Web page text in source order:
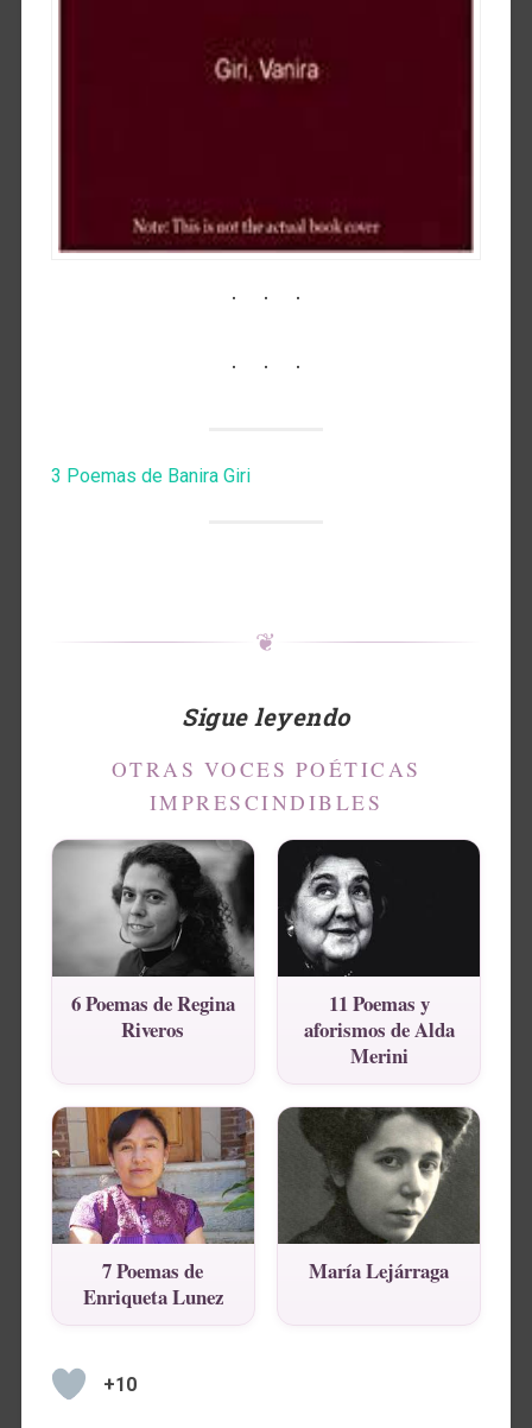
3 Poemas de Banira Giri
❦
Sigue leyendo
OTRAS VOCES POÉTICAS
IMPRESCINDIBLES
6 Poemas de Regina
Riveros
11 Poemas y
aforismos de Alda
Merini
7 Poemas de
Enriqueta Lunez
María Lejárraga
+10